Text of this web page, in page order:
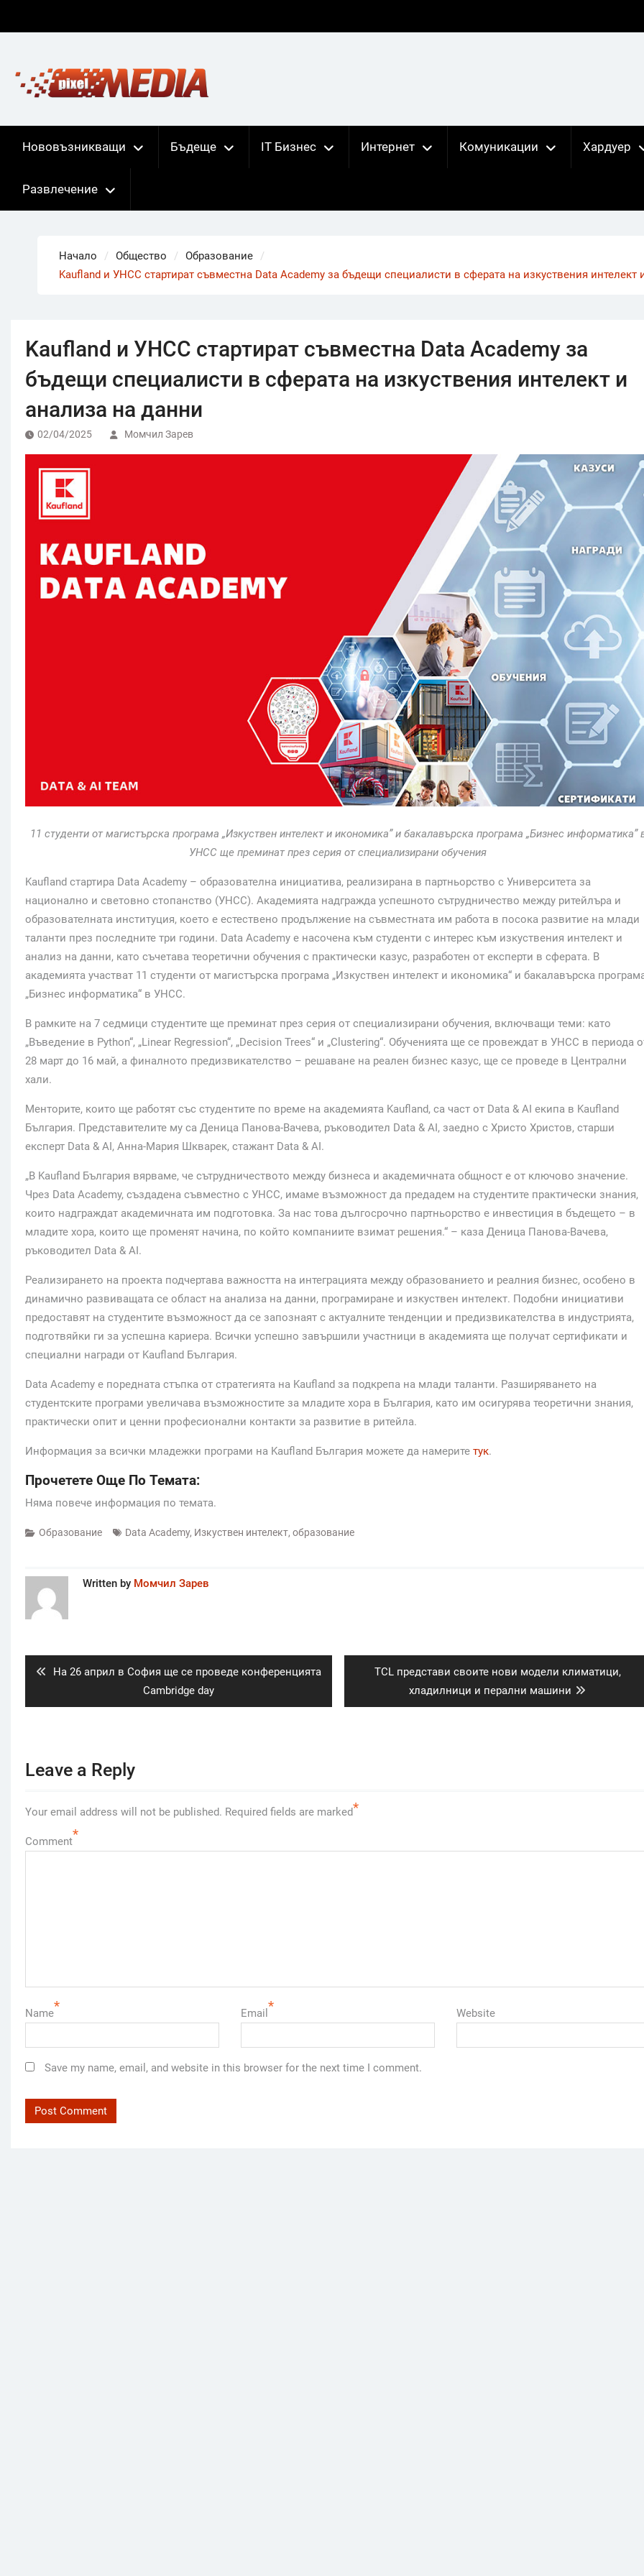
Нововъзникващи Бъдеще IT Бизнес Интернет Комуникации Хардуер
Развлечение
Начало Общество
Образование
Kaufland и УНСС стартират съвместна Data Academy за бъдещи специалисти в сферата на изкуствения интелект
Kaufland и УНСС стартират съвместна Data Academy за
бъдещи специалисти в сферата на изкуствения интелект и
анализа на данни
02/04/2025 Момчил Зарев
11 студенти от магистърска програма „Изкуствен интелект и икономика” и бакалавърска програма „Бизнес информатика”
УНСС ще преминат през серия от специализирани обучения
Kaufland стартира Data Academy – образователна инициатива, реализирана в партньорство с Университета за
национално и световно стопанство (УНСС). Академията надгражда успешното сътрудничество между ритейлъра и
образователната институция, което e естествено продължение на съвместната им работа в посока развитие на млади
таланти през последните три години. Data Academy е насочена към студенти с интерес към изкуствения интелект и
анализ на данни, като съчетава теоретични обучения с практически казус, разработен от експерти в сферата. В
академията участват 11 студенти от магистърска програма „Изкуствен интелект и икономика“ и бакалавърска
„Бизнес информатика“ в УНСС.
В рамките на 7 седмици студентите ще преминат през серия от специализирани обучения, включващи теми: като
„Въведение в Python“, „Linear Regression“, „Decision Trees“ и „Clustering“. Обученията ще се провеждат в УНСС в периода
28 март до 16 май, а финалното предизвикателство – решаване на реален бизнес казус, ще се проведе в Централни
хали.
Менторите, които ще работят със студентите по време на академията Kaufland, са част от Data & AI екипа в Kaufland
България. Представителите му са Деница Панова-Вачева, ръководител Data & AI, заедно с Христо Христов, старши
експерт Data & AI, Анна-Мария Шкварек, стажант Data & AI.
„В Kaufland България вярваме, че сътрудничеството между бизнеса и академичната общност е от ключово значение.
Чрез Data Academy, създадена съвместно с УНСС, имаме възможност да предадем на студентите практически знания,
които надграждат академичната им подготовка. За нас това дългосрочно партньорство е инвестиция в бъдещето – в
младите хора, които ще променят начина, по който компаниите взимат решения.“ – каза Деница Панова-Вачева,
ръководител Data & AI.
Реализирането на проекта подчертава важността на интеграцията между образованието и реалния бизнес, особено в
динамично развиващата се област на анализа на данни, програмиране и изкуствен интелект. Подобни инициативи
предоставят на студентите възможност да се запознаят с актуалните тенденции и предизвикателства в индустрията,
подготвяйки ги за успешна кариера. Всички успешно завършили участници в академията ще получат сертификати и
специални награди от Kaufland България.
Data Academy е поредната стъпка от стратегията на Kaufland за подкрепа на млади таланти. Разширяването на
студентските програми увеличава възможностите за младите хора в България, като им осигурява теоретични знания,
практически опит и ценни професионални контакти за развитие в ритейла.
Информация за всички младежки програми на Kaufland България можете да намерите тук.
Прочетете Още По Темата:
Няма повече информация по темата.
Образование Data Academy, Изкуствен интелект, образование
Written by Момчил Зарев
Previous
На 26 април в София ще се проведе конференцията
Cambridge day
Next
TCL представи своите нови модели климатици,
хладилници и перални машини
Leave a Reply
Your email address will not be published. Required fields are marked*
Comment*
Name* Email * Website
Save my name, email, and website in this browser for the next time I comment.